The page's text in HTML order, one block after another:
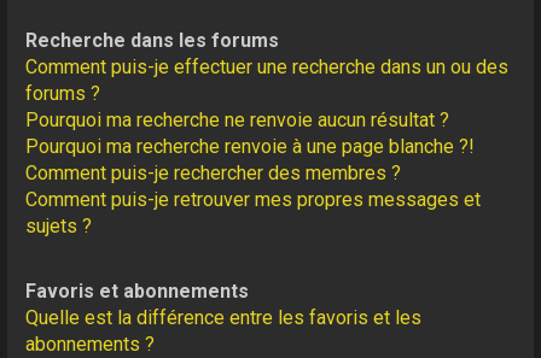
Recherche dans les forums
Comment puis-je effectuer une recherche dans un ou des
forums ?
Pourquoi ma recherche ne renvoie aucun résultat ?
Pourquoi ma recherche renvoie à une page blanche ?!
Comment puis-je rechercher des membres ?
Comment puis-je retrouver mes propres messages et
sujets ?
Favoris et abonnements
Quelle est la différence entre les favoris et les
abonnements ?